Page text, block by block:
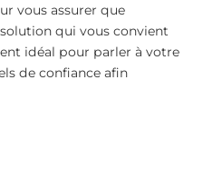
vous assurer que
qui vous convient
idéal pour parler à votre
de confiance afin